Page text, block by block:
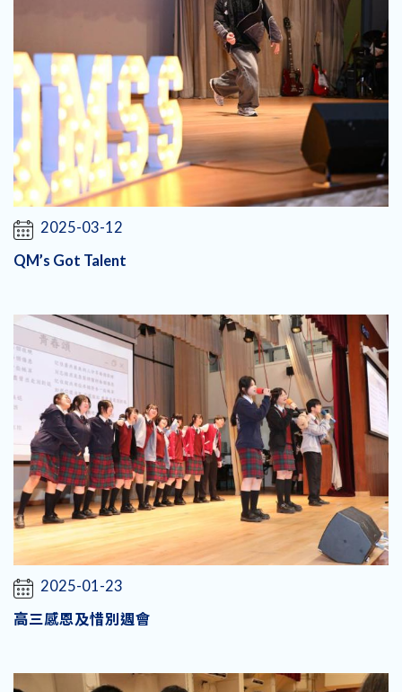
2025-03-12
QM’s Got Talent
2025-01-23
高三感恩及惜別週會